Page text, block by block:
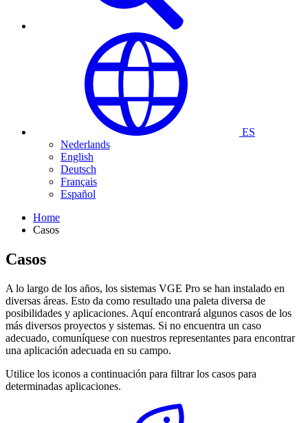
ES
Nederlands
English
Deutsch
Français
Español
Home
Casos
Casos
A lo largo de los años, los sistemas VGE Pro se han instalado en
diversas áreas. Esto da como resultado una paleta diversa de
posibilidades y aplicaciones. Aquí encontrará algunos casos de los
más diversos proyectos y sistemas. Si no encuentra un caso
adecuado, comuníquese con nuestros representantes para encontrar
una aplicación adecuada en su campo.
Utilice los iconos a continuación para filtrar los casos para
determinadas aplicaciones.